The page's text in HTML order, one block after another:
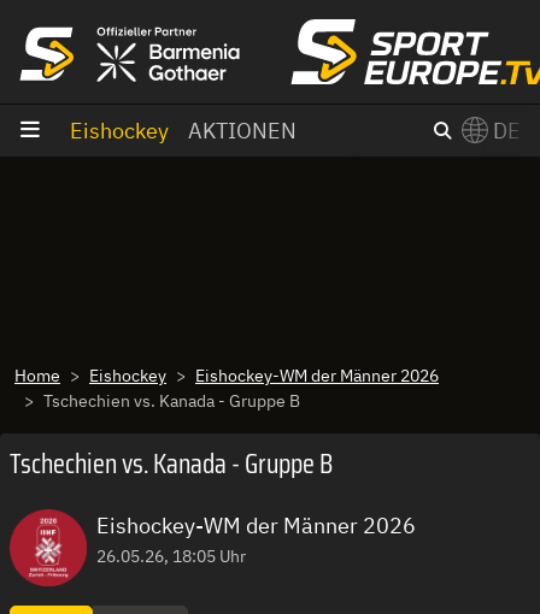
Eishockey AKTIONEN DE
Home Eishockey
Eishockey-WM der Männer 2026
Tschechien vs. Kanada - Gruppe B
Tschechien vs. Kanada - Gruppe B
Eishockey-WM der Männer 2026
26.05.26, 18:05 Uhr